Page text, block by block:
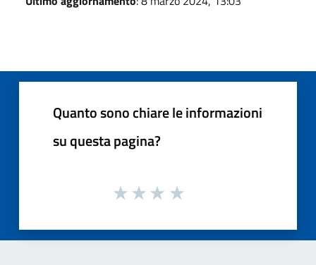
Quanto sono chiare le informazioni
su questa pagina?